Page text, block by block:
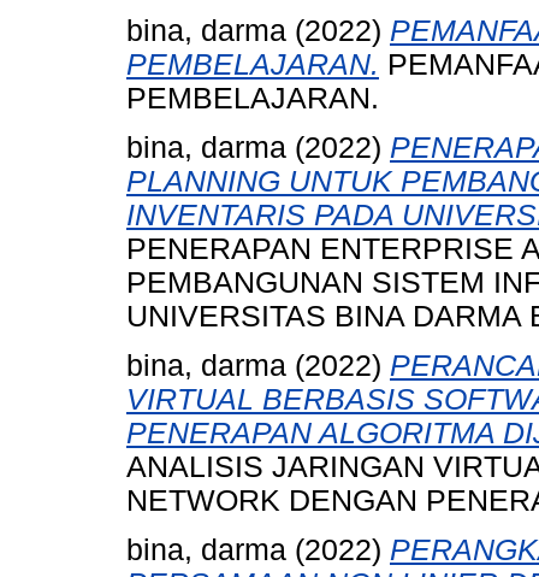
bina, darma (2022)
PEMBELAJARAN.
PEMBELAJARAN.
bina, darma (2022)
PLANNING UNTUK
INVENTARIS PADA
PENERAPAN ENTERPRISE
PEMBANGUNAN SISTEM
UNIVERSITAS BINA DARMA
bina, darma (2022)
VIRTUAL BERBASIS
PENERAPAN ALGORITMA
ANALISIS JARINGAN
NETWORK DENGAN
bina, darma (2022)